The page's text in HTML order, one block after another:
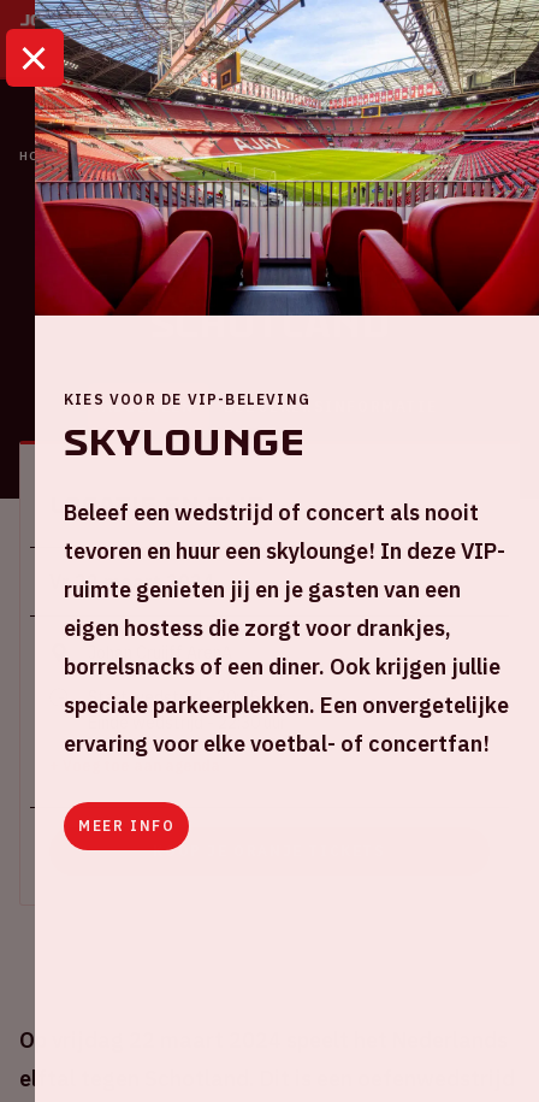
HOME KALENDER NEDERLAND - SCHOTLAND
Oranje
Nederland -
Schotland
ALGEMEEN BEZOEKERSINFORMATIE
Op vrijdag 22 maart 2024 speelt het Nederlands
elftal tegen Schotland. Dit is een oefenwedstrijd
Locatie en tijd
Vr 22 maart 2024
Johan Cruijff ArenA
Start wedstrijd - 20:45 uur
Einde wedstrijd - 22:30 uur
KOOP JE ORANJE TICKETS
KIES VOOR DE VIP-BELEVING
Skylounge
Beleef een wedstrijd of concert als nooit
tevoren en huur een skylounge! In deze VIP-
ruimte genieten jij en je gasten van een
eigen hostess die zorgt voor drankjes,
borrelsnacks of een diner. Ook krijgen jullie
speciale parkeerplekken. Een onvergetelijke
ervaring voor elke voetbal- of concertfan!
MEER INFO